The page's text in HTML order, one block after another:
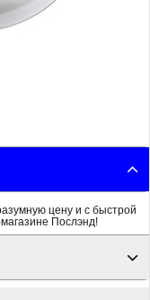
цену и с быстрой
Послэнд!